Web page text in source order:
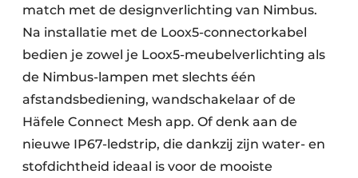
match met de designverlichting van Nimbus.
Na installatie met de Loox5-connectorkabel
bedien je zowel je Loox5-meubelverlichting als
de Nimbus-lampen met slechts één
afstandsbediening, wandschakelaar of de
Häfele Connect Mesh app. Of denk aan de
nieuwe IP67-ledstrip, die dankzij zijn water- en
stofdichtheid ideaal is voor de mooiste